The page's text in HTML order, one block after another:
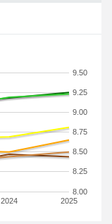
2024 2025
8.00
8.25
8.50
8.75
9.00
9.25
9.50